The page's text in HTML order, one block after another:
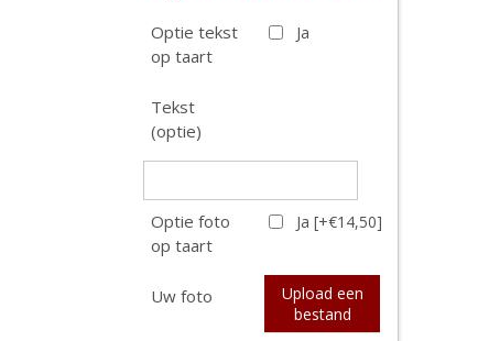
Optie tekst
op taart
Ja
Tekst
(optie)
Optie foto
op taart
Ja [+€14,50]
Uw foto
Upload een
bestand